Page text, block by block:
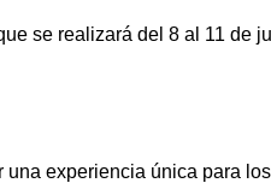
se realizará del 8 al 11 de
una experiencia única para los